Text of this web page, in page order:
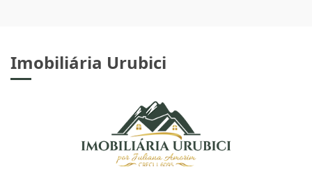
Imobiliária Urubici